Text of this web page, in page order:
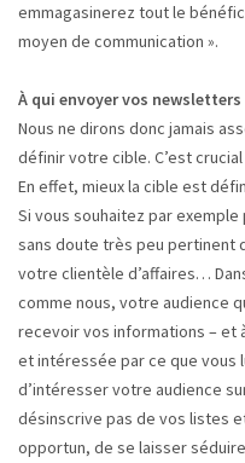
emmagasinerez tout le
moyen de communication ».
À qui envoyer vos newsletters
Nous ne dirons donc jamais
définir votre cible. C’est
En effet, mieux la cible est
Si vous souhaitez par
sans doute très peu pertinent
votre clientèle d’affaires…
comme nous, votre audience
recevoir vos informations – et
et intéressée par ce que vous
d’intéresser votre audience
désinscrive pas de vos listes
opportun, de se laisser